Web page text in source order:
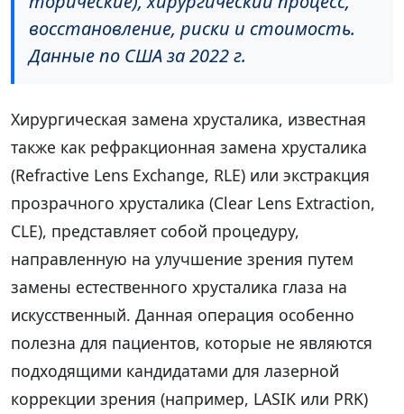
восстановление, риски и стоимость.
Данные по США за 2022 г.
Хирургическая замена хрусталика, известная
также как рефракционная замена хрусталика
(Refractive Lens Exchange, RLE) или экстракция
прозрачного хрусталика (Clear Lens Extraction,
CLE), представляет собой процедуру,
направленную на улучшение зрения путем
замены естественного хрусталика глаза на
искусственный. Данная операция особенно
полезна для пациентов, которые не являются
подходящими кандидатами для лазерной
коррекции зрения (например, LASIK или PRK)